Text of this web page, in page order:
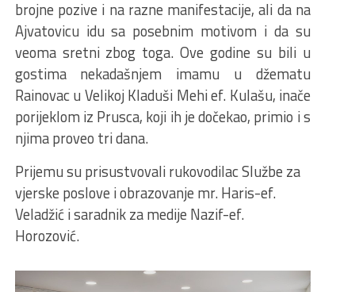
brojne pozive i na razne manifestacije, ali da na
Ajvatovicu idu sa posebnim motivom i da su
veoma sretni zbog toga. Ove godine su bili u
gostima nekadašnjem imamu u džematu
Rainovac u Velikoj Kladuši Mehi ef. Kulašu, inače
porijeklom iz Prusca, koji ih je dočekao, primio i s
njima proveo tri dana.
Prijemu su prisustvovali rukovodilac Službe za
vjerske poslove i obrazovanje mr. Haris-ef.
Veladžić i saradnik za medije Nazif-ef.
Horozović.